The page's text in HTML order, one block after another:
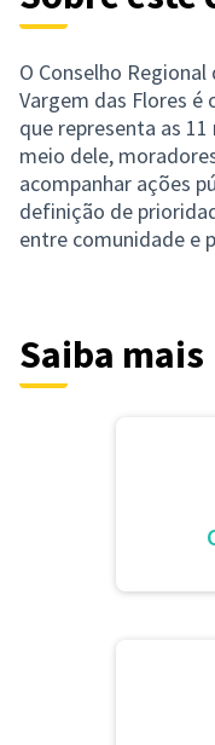
O Conselho
Vargem das Flores é
que representa as
meio dele,
acompanhar ações
definição de
entre comunidade e
Saiba mais